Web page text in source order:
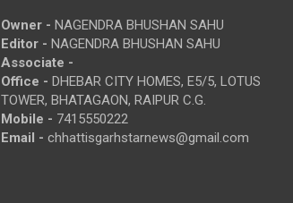
Owner - NAGENDRA BHUSHAN SAHU
Editor - NAGENDRA BHUSHAN SAHU
Associate -
Office - DHEBAR CITY HOMES, E5/5, LOTUS
TOWER, BHATAGAON, RAIPUR C.G.
Mobile - 7415550222
Email - chhattisgarhstarnews@gmail.com